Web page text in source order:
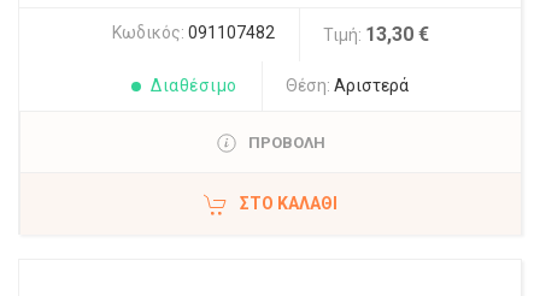
Κωδικός: 091107482 Τιμή: 13,30 €
Διαθέσιμο Θέση: Αριστερά
ΠΡΟΒΟΛΗ
ΣΤΟ ΚΑΛΆΘΙ